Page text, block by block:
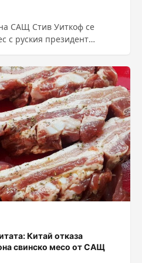
САЩ Стив Уиткоф се
с руския президент
Китай отказа
свинско месо от САЩ